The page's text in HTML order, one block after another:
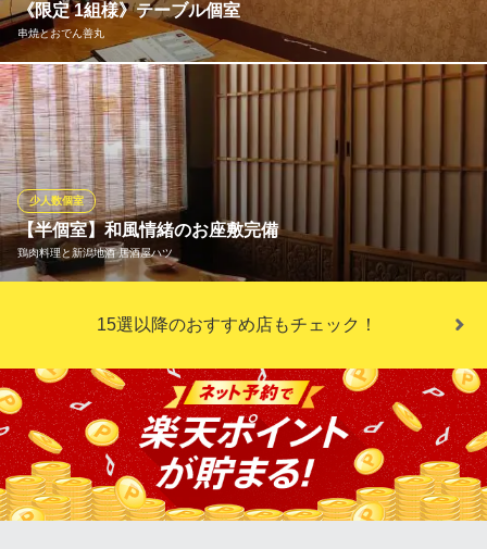
新潟個室居酒屋 いろどり 新潟駅前店
寛ぎ個室で鮮魚と地酒
ＪＲ新潟駅 徒歩2分
新潟県新潟市中央区花園1-3-2 IMA 2ビル 3F
《限定 1組様》テーブル個室
串焼とおでん善丸
安心の個室は6名様までご利用OK！1組様限定ですのでご予約はお
早めに！
串焼とおでん善丸
おでん 串焼 居酒屋
ＪＲ新潟駅 徒歩4分
新潟県新潟市中央区弁天1-2-21 駅前INGビル2F
【半個室】和風情緒のお座敷完備
鶏肉料理と新潟地酒 居酒屋ハツ
少人数個室
席数の配置など気を配りながら対応しております。ご安心してご
飲食頂ける様、努めております。半個室席、カウンター席等、1名
鶏肉料理と新潟地酒 居酒屋ハツ
鶏肉と旬の食材
ＪＲ新潟駅 徒歩7分
新潟県新潟市中央区笹口2-10-23
15選以降のおすすめ店もチェック！